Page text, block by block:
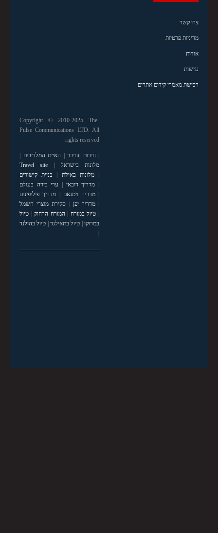
צרו קשר
מדיניות פרטיות
אודות
נגישות
רכישת מאמרי קידום אתרים
Copyright © 2010-2025 The-
Pulse Communications LTD. All
rights reserved
|חידות זנזיבר האיים המלדיבים
מלונות בישראל
Travel site
|מלונות באילת
בניית קישורים
מדריך דובאי
ערי בירה בעולם
|מדריך ויטנאם
מדריך פיליפינים
|מדריך יפן
סקירת מוצרי חשמל
טיול במזרח המזרח הרחוק| טיול
במרוקו| טיול בתאילנד| טיול בהולנד